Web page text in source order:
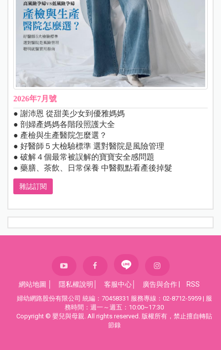
2026年7月號
● 謝沛恩 從甜美少女到優雅媽媽
● 剖婦產媽媽各階段照護大全
● 產檢與生產醫院怎麼選？
● 好醫師５大檢驗標準 選對醫院是風險管理
● 破解４個最常被誤解的寶寶安全感問題
● 藥膳、茶飲、日常保養 中醫觀點看產後掉髮
雜誌訂閱
網站地圖 隱私權說明 客服中心 廣告與合作 RSS
婦幼網路股份有限公司 統編：70458331 服務專線：02-8712-5959 | 服
務時間：週一～週五：10:00~17:30
Copyright © 嬰兒與母親. All rights reserved. 版權所有，禁止擅自轉貼
節錄